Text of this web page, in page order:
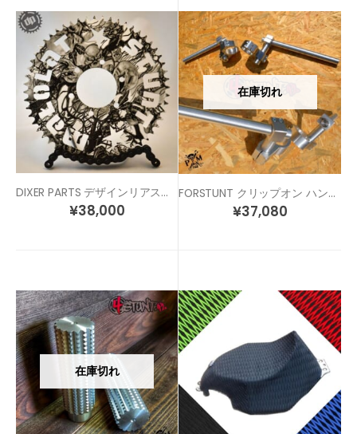
DIXER PARTS デザインリアスプロケット CB1300SF
¥38,000
在庫切れ
FORSTUNT クリップオン ハンドル
¥37,080
在庫切れ